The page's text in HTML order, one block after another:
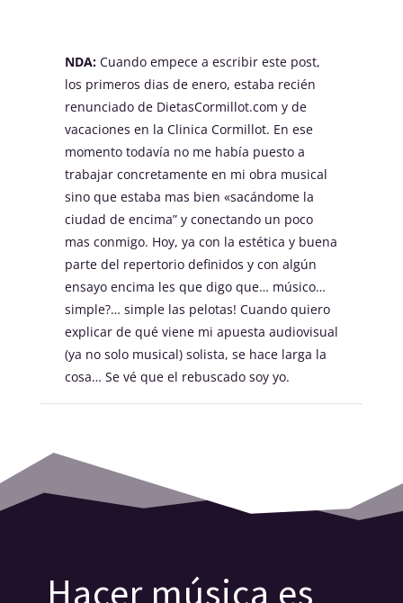
NDA:Cuando empece a escribir este post,
los primeros dias de enero, estaba recién
renunciado de DietasCormillot.com y de
vacaciones en la Clinica Cormillot. En ese
momento todavía no me había puesto a
trabajar concretamente en mi obra musical
sino que estaba mas bien «sacándome la
ciudad de encima” y conectando un poco
mas conmigo. Hoy, ya con la estética y buena
parte del repertorio definidos y con algún
ensayo encima les que digo que… músico…
simple?… simple las pelotas! Cuando quiero
explicar de qué viene mi apuesta audiovisual
(ya no solo musical) solista, se hace larga la
cosa… Se vé que el rebuscado soy yo.
Hacer música es